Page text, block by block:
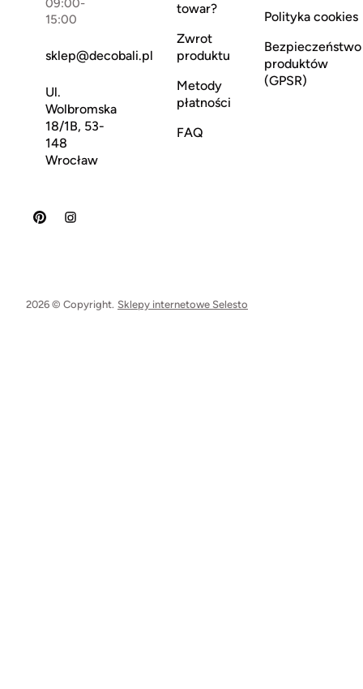
09:00-
15:00
sklep@decobali.pl
Ul.
Wolbromska
18/1B, 53-
148
Wrocław
towar?
Zwrot
produktu
Metody
płatności
FAQ
Polityka cookies
Bezpieczeństwo
produktów
(GPSR)
2026 © Copyright. Sklepy internetowe Selesto